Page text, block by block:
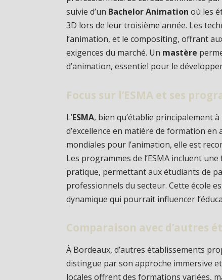
suivie d’un Bachelor Animation où les
3D lors de leur troisième année. Les
l’animation, et le compositing, offrant
exigences du marché. Un mastère
d’animation, essentiel pour le
Focus sur l’ESMA et ses
L’ESMA, bien qu’établie principalement
d’excellence en matière de formation
mondiales pour l’animation, elle est
Les programmes de l’ESMA incluent
pratique, permettant aux étudiants de
professionnels du secteur. Cette école
dynamique qui pourrait influencer
Comparaison avec d’autres
À Bordeaux, d’autres établissements
distingue par son approche immersive
locales offrent des formations variées,